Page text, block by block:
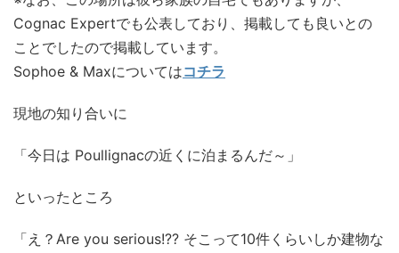
Cognac Expertでも公表しており、掲載しても良いとの
ことでしたので掲載しています。
Sophoe & Maxについてはコチラ
現地の知り合いに
「今日は Poullignacの近くに泊まるんだ～」
といったところ
「え？Are you serious!?? そこって10件くらいしか建物な